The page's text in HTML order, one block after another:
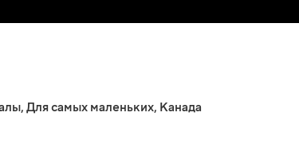
, Для самых маленьких, Канада